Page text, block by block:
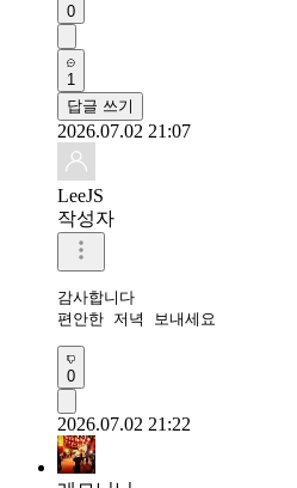
0
1
답글 쓰기
2026.07.02 21:07
LeeJS
작성자
감사합니다
편안한 저녁 보내세요
0
2026.07.02 21:22